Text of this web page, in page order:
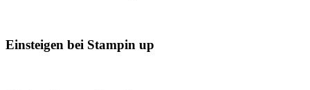
Einsteigen bei Stampin up